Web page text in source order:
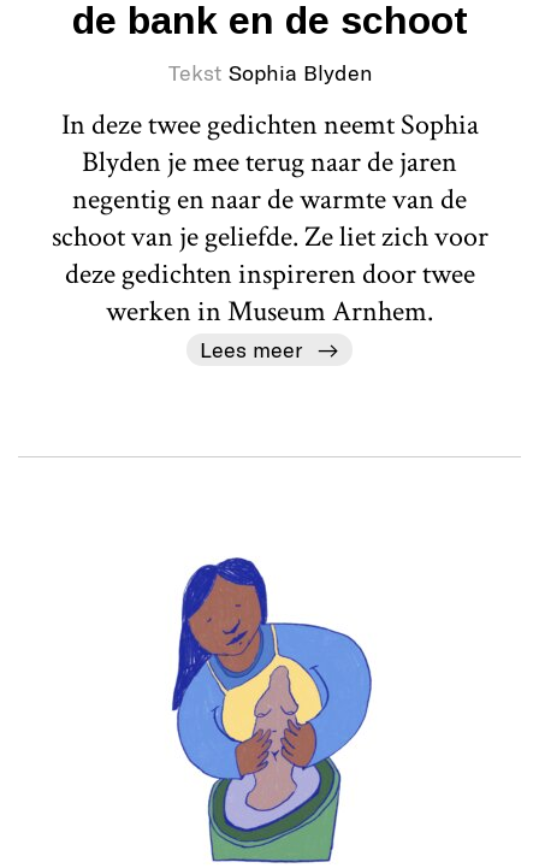
de bank en de schoot
Tekst Sophia Blyden
In deze twee gedichten neemt Sophia
Blyden je mee terug naar de jaren
negentig en naar de warmte van de
schoot van je geliefde. Ze liet zich voor
deze gedichten inspireren door twee
werken in Museum Arnhem.
Lees meer